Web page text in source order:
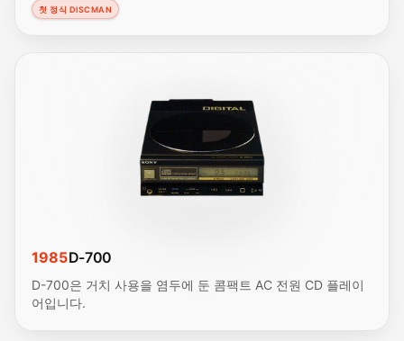
첫 정식 DISCMAN
1985D-700
D-700은 거치 사용을 염두에 둔 콤팩트 AC 전원 CD 플레이
어입니다.